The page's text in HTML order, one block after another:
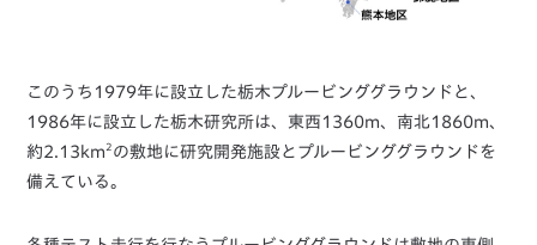
このうち1979年に設立した栃木プルービンググラウンドと、
1986年に設立した栃木研究所は、東西1360m、南北1860m、
約2.13km2 の敷地に研究開発施設とプルービンググラウンドを
備えている。